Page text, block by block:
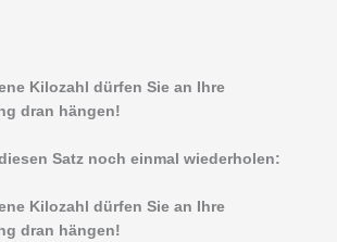
Kilozahl dürfen Sie an Ihre
dran hängen!
Satz noch einmal wiederholen:
Kilozahl dürfen Sie an Ihre
dran hängen!